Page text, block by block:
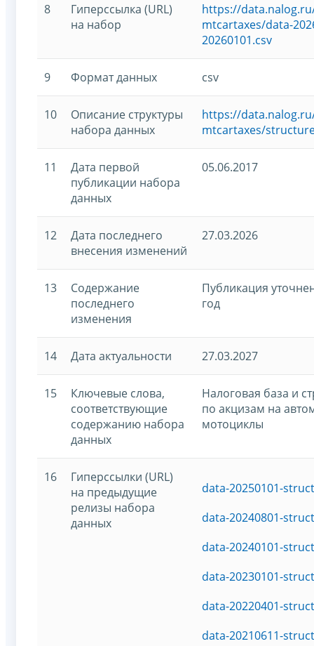
8
Гиперссылка (URL)
на набор
https://
mtcartaxes/data-
20260101.csv
9 Формат данных csv
10
Описание структуры
набора данных
https://
mtcartaxes/
11
Дата первой
публикации набора
данных
05.06.2017
12
Дата последнего
внесения изменений
27.03.2026
13
Содержание
последнего
изменения
Публикация
год
14 Дата актуальности 27.03.2027
15
Ключевые слова,
соответствующие
содержанию набора
данных
Налоговая база и
по акцизам на
мотоциклы
16
Гиперссылки (URL)
на предыдущие
релизы набора
данных
data-20250101-
data-20240801-
data-20240101-
data-20230101-
data-20220401-
data-20210611-